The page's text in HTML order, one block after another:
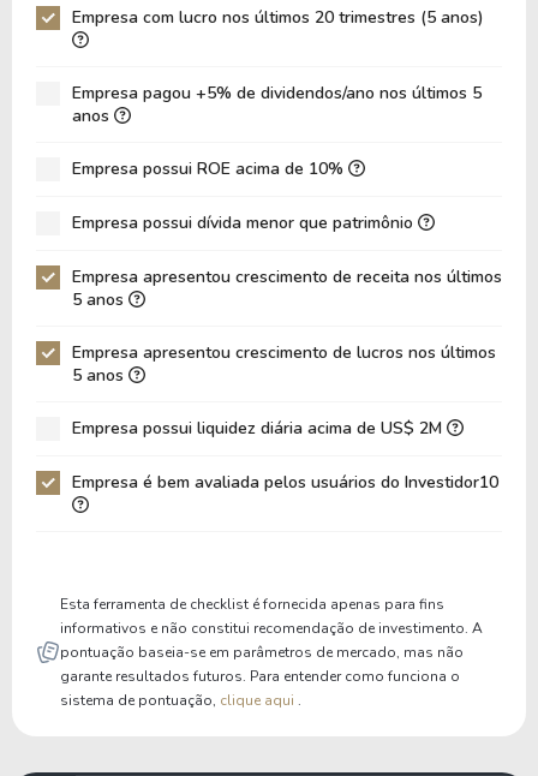
Empresa com lucro nos últimos 20 trimestres (5 anos)
Empresa pagou +5% de dividendos/ano nos últimos 5
anos
Empresa possui ROE acima de 10%
Empresa possui dívida menor que patrimônio
Empresa apresentou crescimento de receita nos últimos
5 anos
Empresa apresentou crescimento de lucros nos últimos
5 anos
Empresa possui liquidez diária acima de US$ 2M
Empresa é bem avaliada pelos usuários do Investidor10
Esta ferramenta de checklist é fornecida apenas para fins
informativos e não constitui recomendação de investimento. A
pontuação baseia-se em parâmetros de mercado, mas não
garante resultados futuros. Para entender como funciona o
sistema de pontuação, clique aqui .